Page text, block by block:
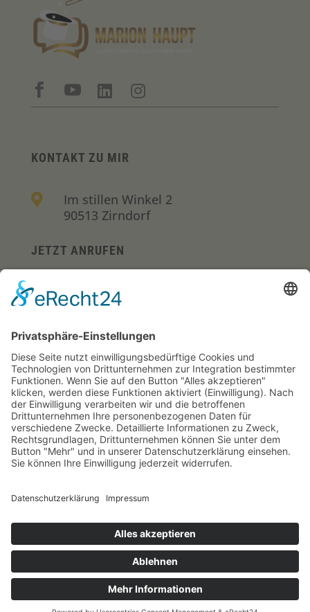
   
KONTAKT ZU MIR

Im stillen Winkel 2
90513 Zirndorf
JETZT ANRUFEN
 +49 (0)157-36290700
 wirksam@marionhaupt.com
RECHTLICHES
 Impressum
 AGBs